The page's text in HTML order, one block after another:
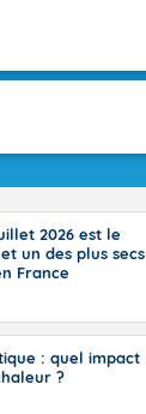
2026 est le
un des plus secs
France
: quel impact
?